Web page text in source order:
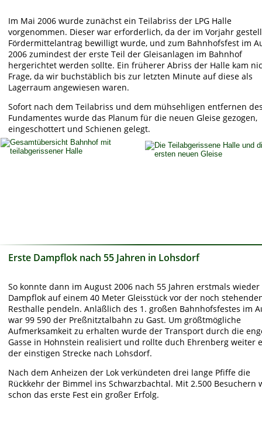
Im Mai 2006 wurde zunächst ein Teilabriss der LPG Halle
vorgenommen. Dieser war erforderlich, da der im Vorjahr
Fördermittelantrag bewilligt wurde, und zum Bahnhofsfest im
2006 zumindest der erste Teil der Gleisanlagen im Bahnhof
hergerichtet werden sollte. Ein früherer Abriss der Halle kam
Frage, da wir buchstäblich bis zur letzten Minute auf diese als
Lagerraum angewiesen waren.
Sofort nach dem Teilabriss und dem mühsehligen entfernen
Fundamentes wurde das Planum für die neuen Gleise gezogen,
eingeschottert und Schienen gelegt.
Erste Dampflok nach 55 Jahren in Lohsdorf
So konnte dann im August 2006 nach 55 Jahren erstmals
Dampflok auf einem 40 Meter Gleisstück vor der noch
Resthalle pendeln. Anläßlich des 1. großen Bahnhofsfestes im
war 99 590 der Preßnitztalbahn zu Gast. Um größtmögliche
Aufmerksamkeit zu erhalten wurde der Transport durch die
Gasse in Hohnstein realisiert und rollte duch Ehrenberg weiter
der einstigen Strecke nach Lohsdorf.
Nach dem Anheizen der Lok verkündeten drei lange Pfiffe die
Rückkehr der Bimmel ins Schwarzbachtal. Mit 2.500 Besuchern
schon das erste Fest ein großer Erfolg.